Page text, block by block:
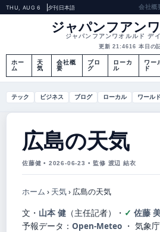
THU, AUG 6 夕刊日本語 会社概
ジャパンフアン
ジャパンフアンワオルルド デ
更新 21:4616 本日の
ホー
ム
天
気
会社概
要
ブロ
グ
ローカ
ル
ワー
ド
テック ビジネス ブログ ローカル ワールド
広島の天気
佐藤健 • 2026-06-23 • 監修 渡辺 結衣
ホーム › 天気› 広島の天気
文・ 山本 健 （主任記者） ・ 佐藤
予報データ： Open-Meteo ・ 気象庁